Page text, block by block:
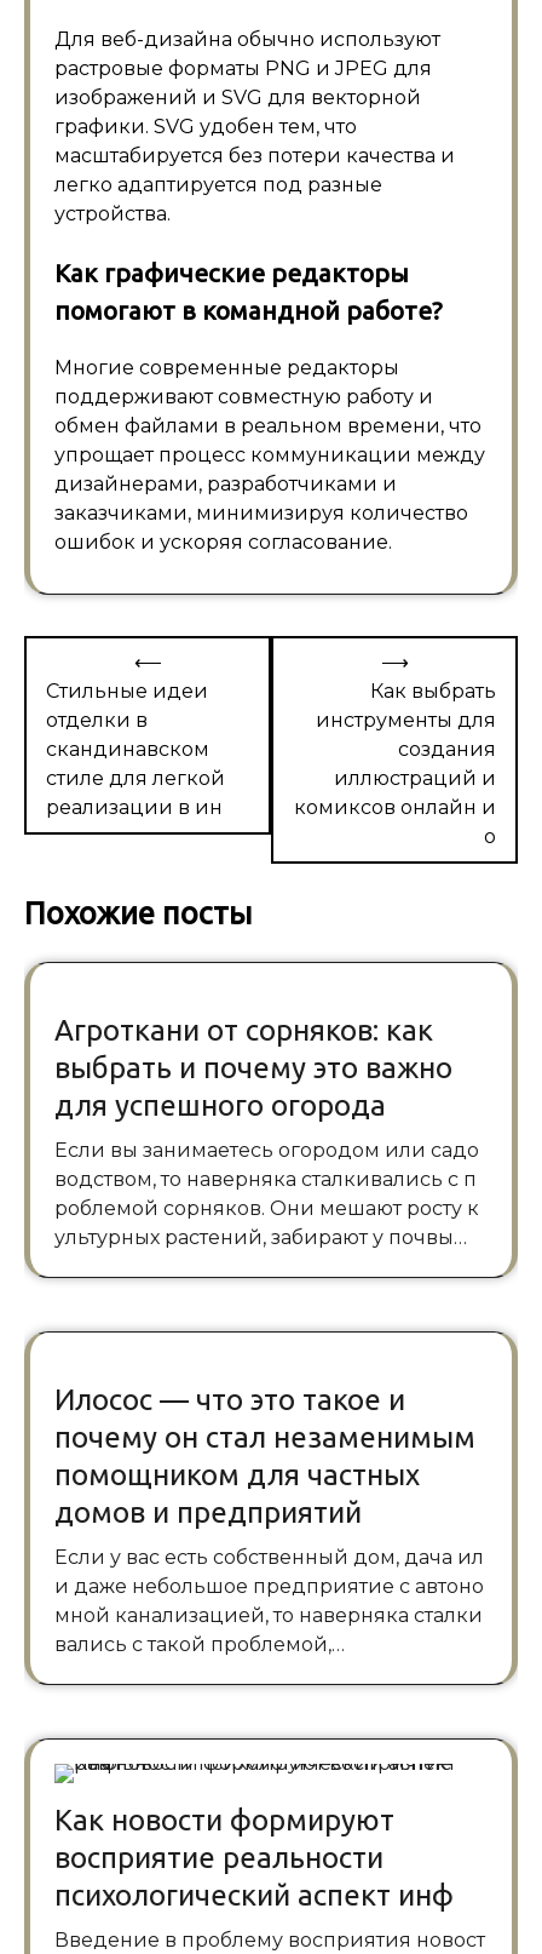
Для веб-дизайна обычно используют
растровые форматы PNG и JPEG для
изображений и SVG для векторной
графики. SVG удобен тем, что
масштабируется без потери качества и
легко адаптируется под разные
устройства.
Как графические редакторы
помогают в командной работе?
Многие современные редакторы
поддерживают совместную работу и
обмен файлами в реальном времени, что
упрощает процесс коммуникации между
дизайнерами, разработчиками и
заказчиками, минимизируя количество
ошибок и ускоряя согласование.
Навигация
по
записям
⟵
Стильные идеи
отделки в
скандинавском
стиле для легкой
реализации в ин
Как выбрать
инструменты для
создания
иллюстраций и
комиксов онлайн и
о
⟶
Похожие посты
Агроткани от сорняков: как
выбрать и почему это важно
для успешного огорода
Если вы занимаетесь огородом или садо
водством, то наверняка сталкивались с п
роблемой сорняков. Они мешают росту к
ультурных растений, забирают у почвы…
Илосос — что это такое и
почему он стал незаменимым
помощником для частных
домов и предприятий
Если у вас есть собственный дом, дача ил
и даже небольшое предприятие с автоно
мной канализацией, то наверняка сталки
вались с такой проблемой,…
Как новости формируют
восприятие реальности
психологический аспект инф
Введение в проблему восприятия новост